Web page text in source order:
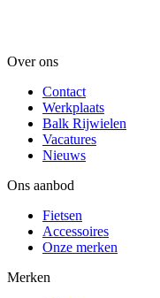
Over ons
Contact
Werkplaats
Balk Rijwielen
Vacatures
Nieuws
Ons aanbod
Fietsen
Accessoires
Onze merken
Merken